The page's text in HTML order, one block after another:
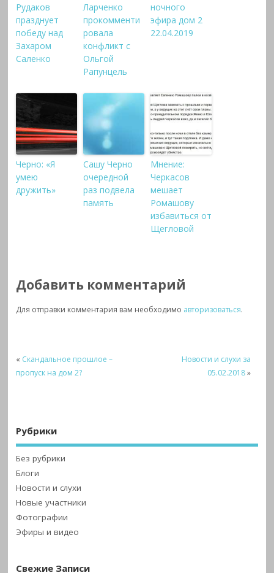
Рудаков
празднует
победу над
Захаром
Саленко
Ларченко
прокомменти
ровала
конфликт с
Ольгой
Рапунцель
ночного
эфира дом 2
22.04.2019
Черно: «Я
умею
дружить»
Сашу Черно
очередной
раз подвела
память
Мнение:
Черкасов
мешает
Ромашову
избавиться от
Щегловой
Добавить комментарий
Для отправки комментария вам необходимо авторизоваться.
« Скандальное прошлое –
пропуск на дом 2?
Новости и слухи за
05.02.2018»
Рубрики
Без рубрики
Блоги
Новости и слухи
Новые участники
Фотографии
Эфиры и видео
Свежие Записи